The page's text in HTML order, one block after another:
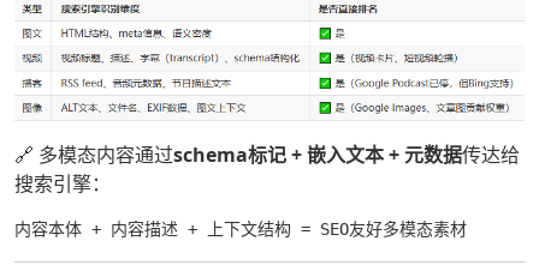
🔗 多模态内容通过schema标记 + 嵌入文本 + 元数据传达给
搜索引擎：
内容本体 + 内容描述 + 上下文结构 = SEO友好多模态素材